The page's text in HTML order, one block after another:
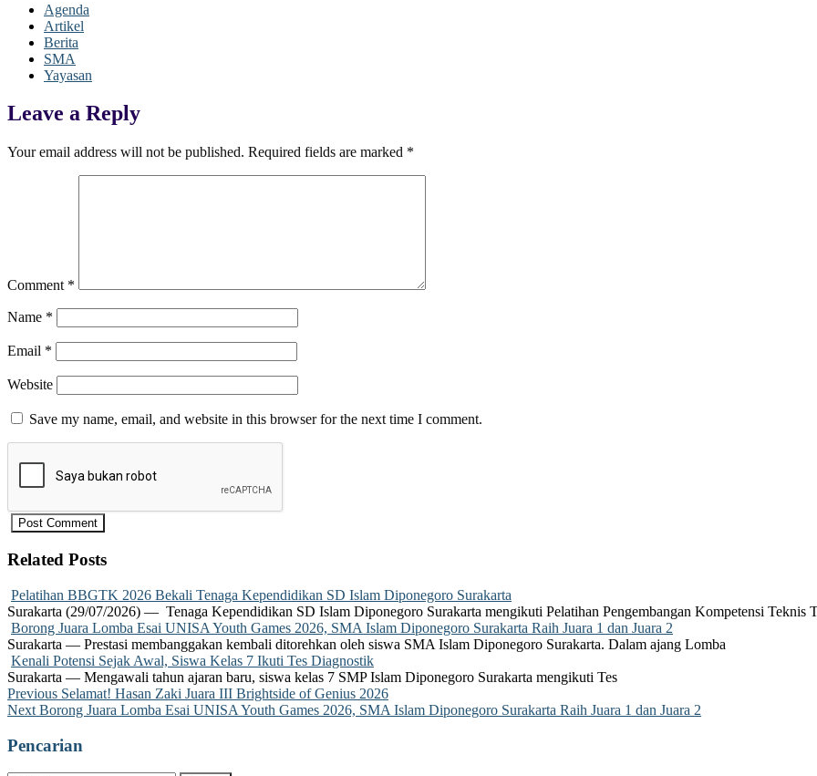
Agenda
Artikel
Berita
SMA
Yayasan
Leave a Reply
Your email address will not be published. Required fields are marked *
Comment *
Name *
Email *
Website
Save my name, email, and website in this browser for the next time I comment.
Related Posts
Pelatihan BBGTK 2026 Bekali Tenaga Kependidikan SD Islam Diponegoro Surakarta
Surakarta (29/07/2026) — Tenaga Kependidikan SD Islam Diponegoro Surakarta mengikuti Pelatihan Pengembangan Kompetensi Teknis
Borong Juara Lomba Esai UNISA Youth Games 2026, SMA Islam Diponegoro Surakarta Raih Juara 1 dan Juara 2
Surakarta — Prestasi membanggakan kembali ditorehkan oleh siswa SMA Islam Diponegoro Surakarta. Dalam ajang Lomba
Kenali Potensi Sejak Awal, Siswa Kelas 7 Ikuti Tes Diagnostik
Surakarta — Mengawali tahun ajaran baru, siswa kelas 7 SMP Islam Diponegoro Surakarta mengikuti Tes
Post
navigation
Previous Previous
post:
Selamat! Hasan Zaki Juara III Brightside of Genius 2026
Next Next
Borong Juara Lomba Esai UNISA Youth Games 2026, SMA Islam Diponegoro Surakarta Raih Juara 1 dan Juara 2
Pencarian